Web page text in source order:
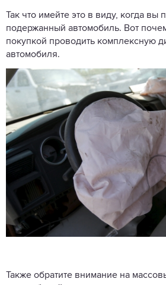
Так что имейте это в виду, когда вы
подержанный автомобиль. Вот
покупкой проводить комплексную
автомобиля.
Также обратите внимание на